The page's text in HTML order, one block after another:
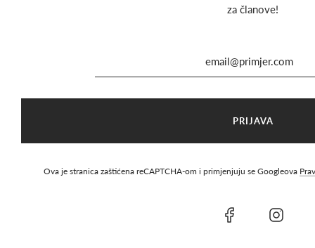
za članove!
Ova je stranica zaštićena reCAPTCHA-om i primjenjuju se Googleova